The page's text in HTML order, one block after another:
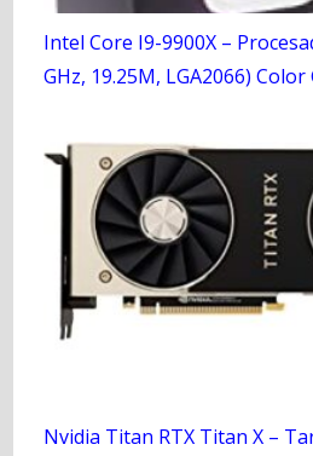
Intel Core I9-9900X –
GHz, 19.25M, LGA2066) Color
Nvidia Titan RTX Titan X –